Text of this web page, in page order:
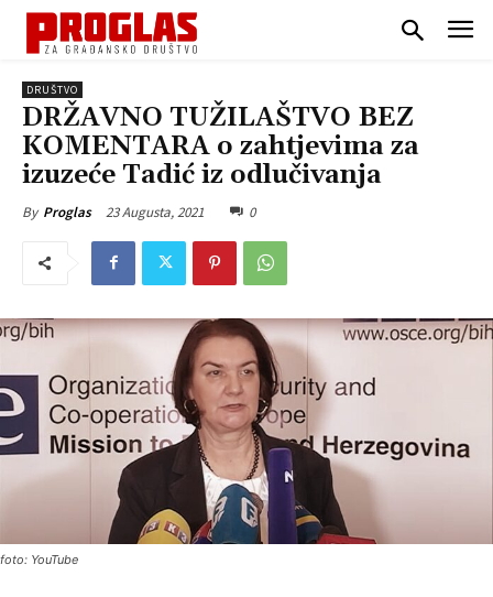
DRUŠTVO
DRŽAVNO TUŽILAŠTVO BEZ
KOMENTARA o zahtjevima za
izuzeće Tadić iz odlučivanja
By Proglas 23 Augusta, 2021 0
foto: YouTube